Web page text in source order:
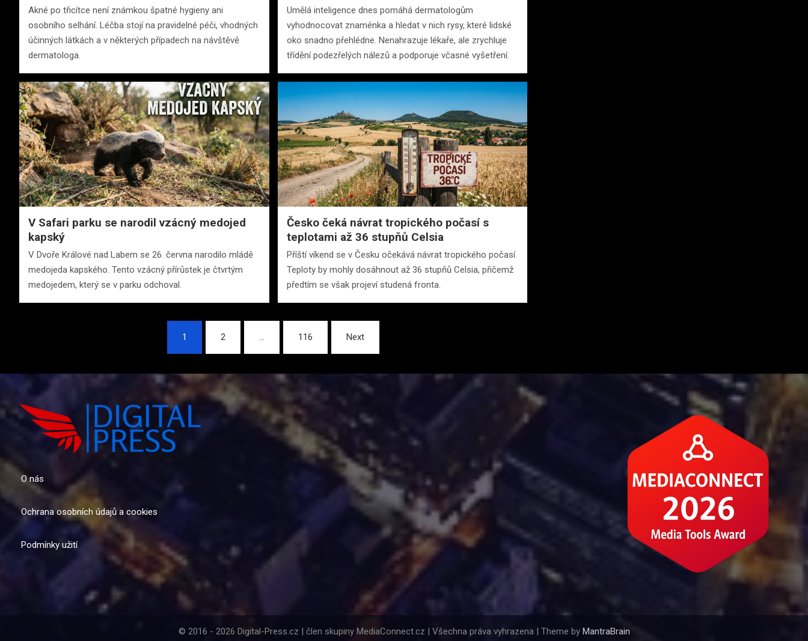
Akné po třicítce není známkou špatné hygieny ani
osobního selhání. Léčba stojí na pravidelné péči, vhodných
účinných látkách a v některých případech na návštěvě
dermatologa.
Umělá inteligence dnes pomáhá dermatologům
vyhodnocovat znaménka a hledat v nich rysy, které lidské
oko snadno přehlédne. Nenahrazuje lékaře, ale zrychluje
třídění podezřelých nálezů a podporuje včasné vyšetření.
V Safari parku se narodil vzácný medojed
kapský
V Dvoře Králové nad Labem se 26. června narodilo mládě
medojeda kapského. Tento vzácný přírůstek je čtvrtým
medojedem, který se v parku odchoval.
Česko čeká návrat tropického počasí s
teplotami až 36 stupňů Celsia
Příští víkend se v Česku očekává návrat tropického počasí.
Teploty by mohly dosáhnout až 36 stupňů Celsia, přičemž
předtím se však projeví studená fronta.
1 2 … 116 Next
O nás
Ochrana osobních údajů a cookies
Podmínky užití
© 2016 - 2026 Digital-Press.cz | člen skupiny MediaConnect.cz | Všechna práva vyhrazena | Theme by MantraBrain